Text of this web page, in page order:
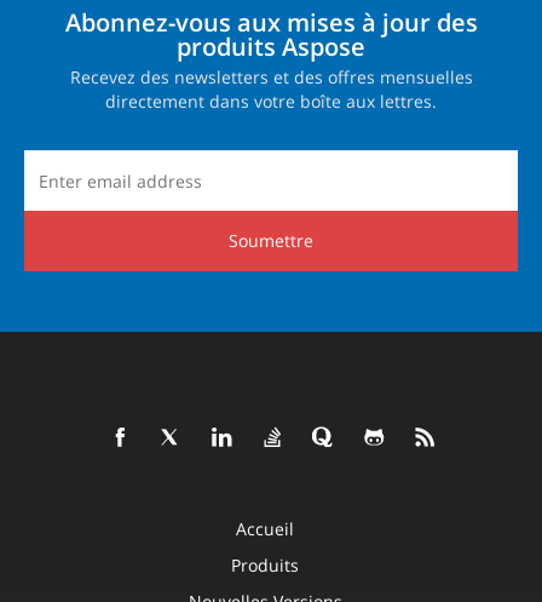
Abonnez-vous aux mises à jour des
produits Aspose
Recevez des newsletters et des offres mensuelles
directement dans votre boîte aux lettres.
Soumettre
Accueil
Produits